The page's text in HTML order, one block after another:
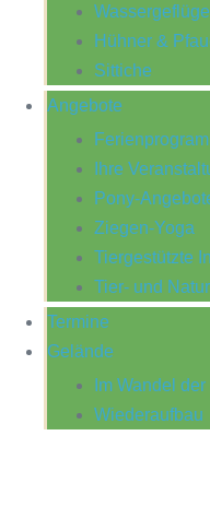
Wassergeflügel
Hühner &
Sittiche
Angebote
Ihre
Pony-
Ziegen-Yoga
Tiergestützte
Tier- und
Termine
Gelände
Im Wandel
Wiederaufbau